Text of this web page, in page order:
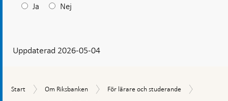
Efter
visas
Ja Nej
Uppdaterad 2026-05-04
Start
Start
Om
Om Riksbanken
För
För lärare och studerande